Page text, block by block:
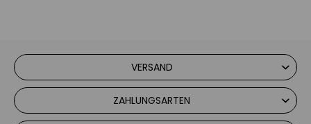
VERSAND
ZAHLUNGSARTEN